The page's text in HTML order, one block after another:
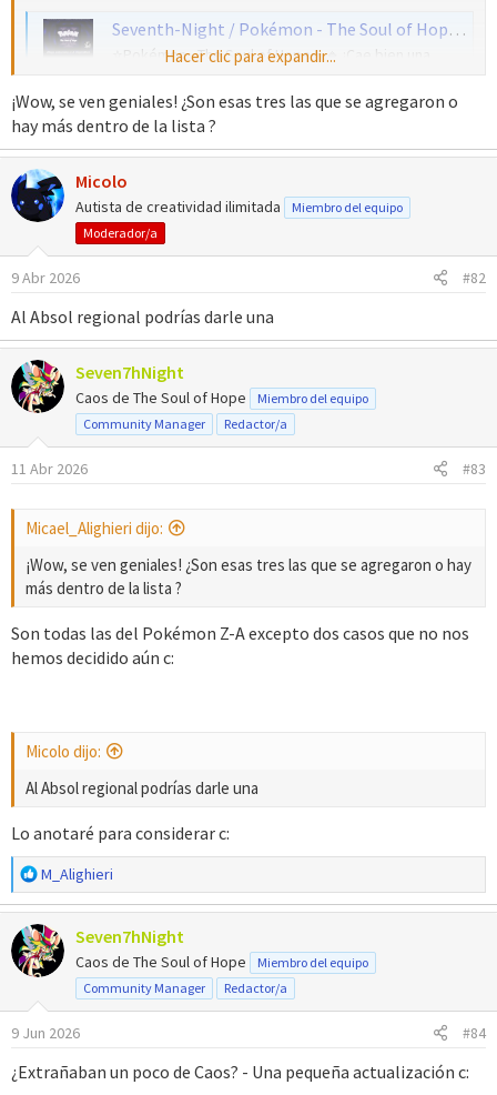
Seventh-Night / Pokémon - The Soul of Hope + TCM (@947soul) on X
⭐️Pokémon - The Soul of Hope⭐️ 🔹¿Cae bien una
no? Aquí podrán usar sus nuevas Mega Evoluciones
con habilidades que sí sean buenas :D Eventualmente
las habilidades originales serán obtenibles como
Habilidades Ocultas c:🔹
Hacer clic para expandir...
¡Wow, se ven geniales! ¿Son esas tres las que se agregaron o
hay más dentro de la lista ?
Micolo
Autista de creatividad ilimitada
Miembro del equipo
Moderador/a
9 Abr 2026 #82
Al Absol regional podrías darle una
Seven7hNight
Caos de The Soul of Hope
Miembro del equipo
Community Manager
Redactor/a
11 Abr 2026 #83
Micael_Alighieri dijo:
¡Wow, se ven geniales! ¿Son esas tres las que se agregaron o hay
más dentro de la lista ?
Son todas las del Pokémon Z-A excepto dos casos que no nos
hemos decidido aún c:
Micolo dijo:
Al Absol regional podrías darle una
Lo anotaré para considerar c:
R
e
a
c
c
i
e
:
M_Alighieri
Seven7hNight
Caos de The Soul of Hope
Miembro del equipo
Community Manager
Redactor/a
9 Jun 2026 #84
¿Extrañaban un poco de Caos? - Una pequeña actualización c: